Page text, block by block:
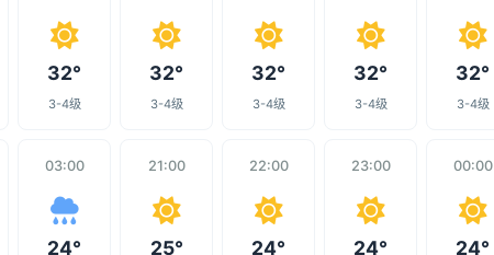
32°
3-4级
32°
3-4级
32°
3-4级
32°
3-4级
32°
3-4级
03:00
24°
21:00
25°
22:00
24°
23:00
24°
00:00
24°